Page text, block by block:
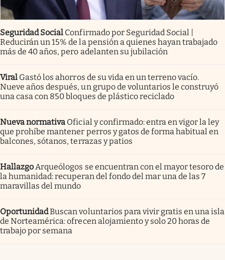
Seguridad Social Confirmado por Seguridad Social |
Reducirán un 15% de la pensión a quienes hayan trabajado
más de 40 años, pero adelanten su jubilación
Viral Gastó los ahorros de su vida en un terreno vacío.
Nueve años después, un grupo de voluntarios le construyó
una casa con 850 bloques de plástico reciclado
Nueva normativa Oficial y confirmado: entra en vigor la ley
que prohíbe mantener perros y gatos de forma habitual en
balcones, sótanos, terrazas y patios
Hallazgo Arqueólogos se encuentran con el mayor tesoro de
la humanidad: recuperan del fondo del mar una de las 7
maravillas del mundo
OportunidadBuscan voluntarios para vivir gratis en una isla
de Norteamérica: ofrecen alojamiento y solo 20 horas de
trabajo por semana